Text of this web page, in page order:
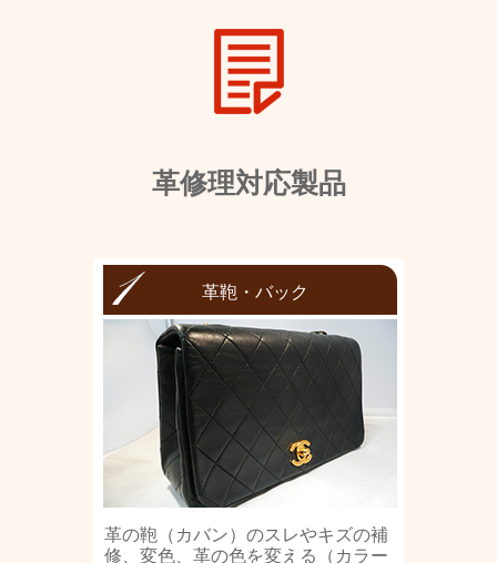
革修理対応製品
革鞄・バック
革の鞄（カバン）のスレやキズの補
修、変色、革の色を変える（カラー